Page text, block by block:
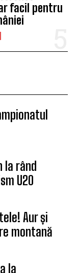
facil pentru
la rând
U20
Aur și
montană
la